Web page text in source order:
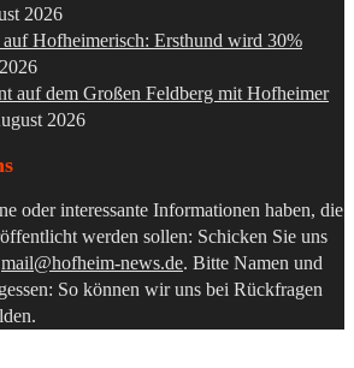
2026
Hofheimerisch: Ersthund wird 30%
auf dem Großen Feldberg mit Hofheimer
2026
oder interessante Informationen haben, die
werden sollen: Schicken Sie uns
mail@hofheim-news.de. Bitte Namen und
So können wir uns bei Rückfragen